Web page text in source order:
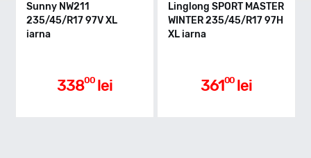
C
Aderenta pe carosabil ud
Sunny NW211
235/45/R17 97V XL
iarna
33800 lei
Linglong SPORT MASTER
WINTER 235/45/R17 97H
XL iarna
36100 lei